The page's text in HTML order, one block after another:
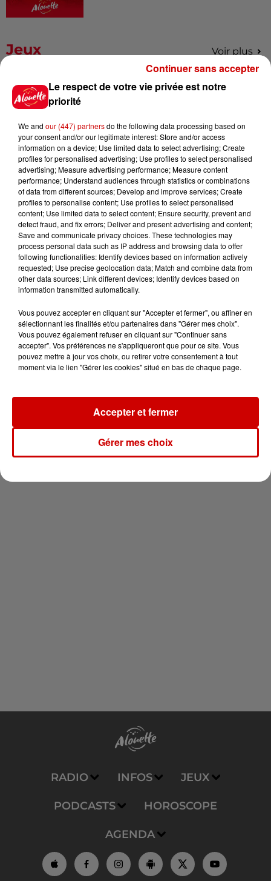
Jeux Voir plus
Gagnez vos places pour le
Festival du Roi Arthur 2026 !
Gagnez vos entrées pour le
Musée du Sport Automobile au
Mans !
Alouette vous invite à
Futuroscope Xperiences !
Le Duel - Gagnez votre balade
en jet ski !
Newsletter
RADIO INFOS JEUX
PODCASTS HOROSCOPE
AGENDA
Le respect de votre vie privée est notre
priorité
We and our (447) partnersdo the following data processing based on
your consent and/or our legitimate interest: Store and/or access
information on a device; Use limited data to select advertising; Create
profiles for personalised advertising; Use profiles to select personalised
advertising; Measure advertising performance; Measure content
performance; Understand audiences through statistics or combinations
of data from different sources; Develop and improve services; Create
profiles to personalise content; Use profiles to select personalised
content; Use limited data to select content; Ensure security, prevent and
detect fraud, and fix errors; Deliver and present advertising and content;
Save and communicate privacy choices. These technologies may
process personal data such as IP address and browsing data to offer
following functionalities: Identify devices based on information actively
requested; Use precise geolocation data; Match and combine data from
other data sources; Link different devices; Identify devices based on
information transmitted automatically.
Vous pouvez accepter en cliquant sur "Accepter et fermer", ou affiner en
sélectionnant les finalités et/ou partenaires dans "Gérer mes choix".
Vous pouvez également refuser en cliquant sur "Continuer sans
accepter". Vos préférences ne s'appliqueront que pour ce site. Vous
pouvez mettre à jour vos choix, ou retirer votre consentement à tout
moment via le lien "Gérer les cookies" situé en bas de chaque page.
Gérer mes choix
Accepter et fermer
Continuer sans accepter